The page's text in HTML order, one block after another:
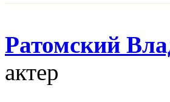
Ратомский
актер